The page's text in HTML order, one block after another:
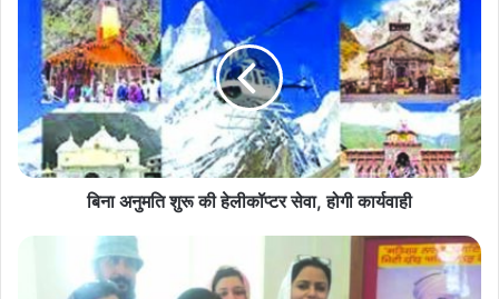
अनुमति
शुरू
हेलीकॉप्टर
सेवा,
होगी
कार्यवाही
बिना अनुमति शुरू की हेलीकॉप्टर सेवा, होगी कार्यवाही